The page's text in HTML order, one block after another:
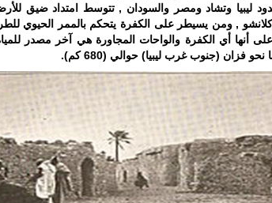
ليبيا وتشاد ومصر والسودان , تتوسط امتداد ضيق
كلانشو , ومن يسيطر على الكفرة يتحكم بالممر الحيوي
على أنها أي الكفرة والواحات المجاورة هي آخر مصدر
فزان (جنوب غرب ليبيا) حوالي (680 كم).